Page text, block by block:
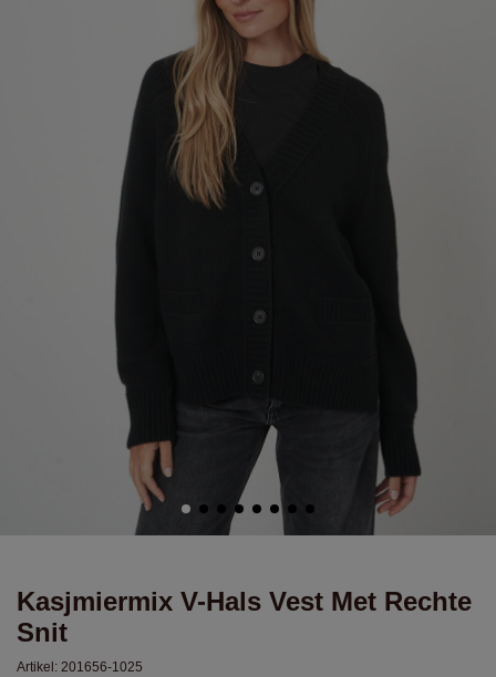
Kasjmiermix V-Hals Vest Met Rechte
Snit
Artikel: 201656-1025